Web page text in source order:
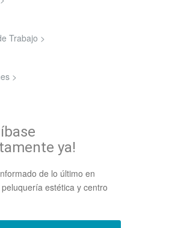
Trabajo >
>
ya!
de lo último en
estética y centro